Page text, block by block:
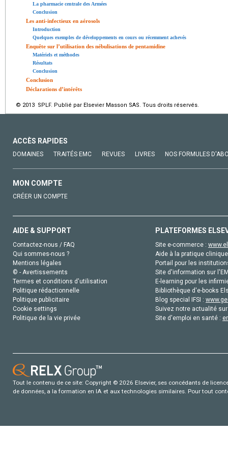
La pharmacie centrale des Armées
Conclusion
Les anti-infectieux en aérosols
Introduction
Quelques exemples de développements en cours ou récemment achevés
Enquête sur l’utilisation des nébulisations de pentamidine
Matériels et méthodes
Résultats
Conclusion
Conclusion
Déclarations d’intérêts
© 2013 SPLF. Publié par Elsevier Masson SAS. Tous droits réservés.
ACCÈS RAPIDES
DOMAINES TRAITÉS EMC REVUES LIVRES NOS FORMULES
MON COMPTE
CRÉER UN COMPTE
AIDE & SUPPORT
Contactez-nous / FAQ
Qui sommes-nous ?
Mentions légales
© - Avertissements
Termes et conditions d'utilisation
Politique rédactionnelle
Politique publicitaire
Cookie settings
Politique de la vie privée
PLATEFORMES
Site e-commerce :
Aide à la pratique
Portail pour les
Site d'information sur
E-learning pour les
Bibliothèque d'e-books
Blog special IFSI :
Suivez notre actualité
Site d'emploi en santé :
Tout le contenu de ce site: Copyright © 2026 Elsevier, ses concédants de
de données, a la formation en IA et aux technologies similaires. Pour tout